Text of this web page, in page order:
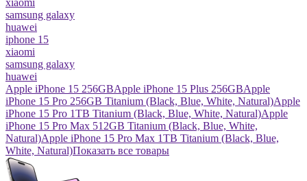
xiaomi
samsung galaxy
huawei
iphone 15
xiaomi
samsung galaxy
huawei
Apple iPhone 15 256GBApple iPhone 15 Plus 256GBApple
iPhone 15 Pro 256GB Titanium (Black, Blue, White, Natural)Apple
iPhone 15 Pro 1TB Titanium (Black, Blue, White, Natural)Apple
iPhone 15 Pro Max 512GB Titanium (Black, Blue, White,
Natural)Apple iPhone 15 Pro Max 1TB Titanium (Black, Blue,
White, Natural)Показать все товары